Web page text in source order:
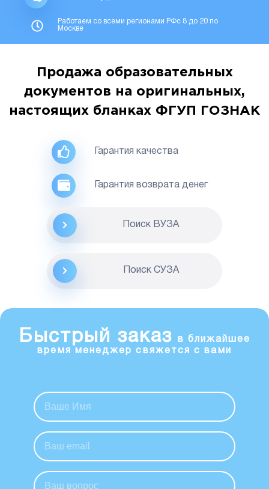
Работаем со всеми регионами РФс 8 до 20 по
Москве
Продажа образовательных
документов на оригинальных,
настоящих бланках ФГУП ГОЗНАК
Гарантия качества
Гарантия возврата денег
Поиск ВУЗА
Поиск CУЗА
Быстрый заказ
в ближайшее
время менеджер свяжется с вами